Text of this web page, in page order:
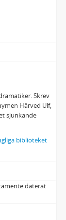
Skrev
Härved Ulf,
sjunkande
biblioteket
daterat